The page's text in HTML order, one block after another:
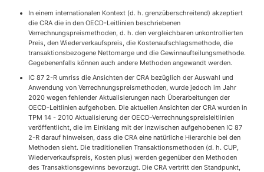
In einem internationalen Kontext (d. h. grenzüberschreitend) akzeptiert
die CRA die in den OECD-Leitlinien beschriebenen
Verrechnungspreismethoden, d. h. den vergleichbaren unkontrollierten
Preis, den Wiederverkaufspreis, die Kostenaufschlagsmethode, die
transaktionsbezogene Nettomarge und die Gewinnaufteilungsmethode.
Gegebenenfalls können auch andere Methoden angewandt werden.
IC 87 2-R umriss die Ansichten der CRA bezüglich der Auswahl und
Anwendung von Verrechnungspreismethoden, wurde jedoch im Jahr
2020 wegen fehlender Aktualisierungen nach Überarbeitungen der
OECD-Leitlinien aufgehoben. Die aktuellen Ansichten der CRA wurden in
TPM 14 - 2010 Aktualisierung der OECD-Verrechnungspreisleitlinien
veröffentlicht, die im Einklang mit der inzwischen aufgehobenen IC 87
2-R darauf hinweisen, dass die CRA eine natürliche Hierarchie bei den
Methoden sieht. Die traditionellen Transaktionsmethoden (d. h. CUP,
Wiederverkaufspreis, Kosten plus) werden gegenüber den Methoden
des Transaktionsgewinns bevorzugt. Die CRA vertritt den Standpunkt,